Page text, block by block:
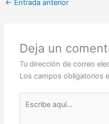
← Entrada anterior
Deja un
Tu dirección de correo
Los campos obligatorios